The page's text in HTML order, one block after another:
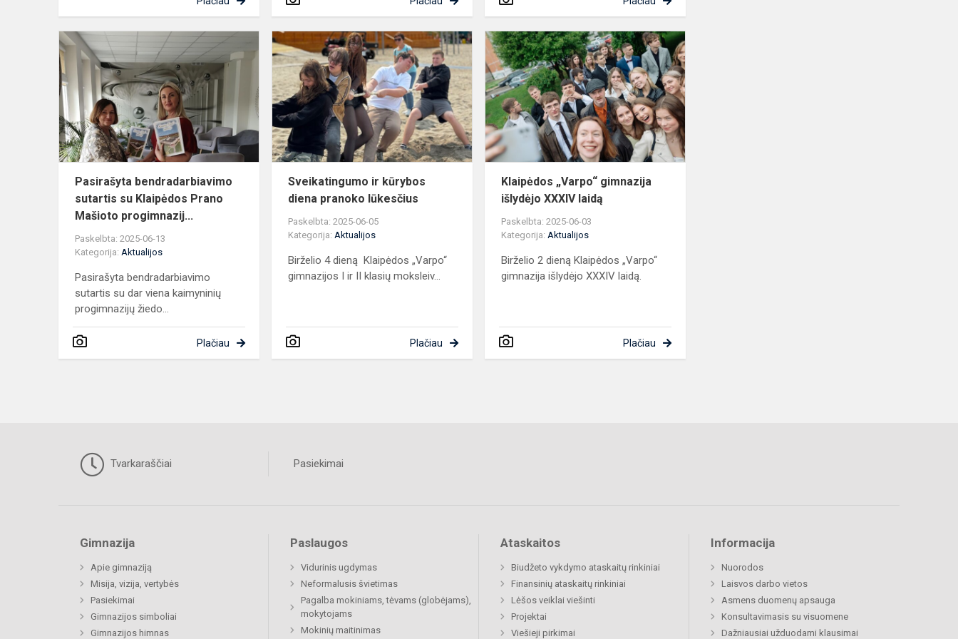
Pasirašyta
bendradarbiavimo
sutartis
su
Klaipėdos
Prano
Maš...
Pasirašyta bendradarbiavimo
sutartis su Klaipėdos Prano
Mašioto progimnazij...
Paskelbta: 2025-06-13
Kategorija: Aktualijos
Pasirašyta bendradarbiavimo
sutartis su dar viena kaimyninių
progimnazijų žiedo...
Plačiau
Sveikatingumo
kūrybos
diena
pranoko
lūkesčius
Sveikatingumo ir kūrybos
diena pranoko lūkesčius
Paskelbta: 2025-06-05
Kategorija:Aktualijos
Birželio 4 dieną Klaipėdos „Varpo“
gimnazijos I ir II klasių moksleiv...
Plačiau
Klaipėdos
„Varpo“
gimnazija
išlydėjo
XXXIV
Klaipėdos „Varpo“ gimnazija
išlydėjo XXXIV laidą
Paskelbta: 2025-06-03
Kategorija:Aktualijos
Birželio 2 dieną Klaipėdos „Varpo“
gimnazija išlydėjo XXXIV laidą.
Plačiau
Tvarkaraščiai Pasiekimai
Gimnazija
Apie gimnaziją
Misija, vizija, vertybės
Pasiekimai
Gimnazijos simboliai
Gimnazijos himnas
Paslaugos
Vidurinis ugdymas
Neformalusis švietimas
Pagalba mokiniams, tėvams (globėjams),
mokytojams
Mokinių maitinimas
Ataskaitos
Biudžeto vykdymo ataskaitų rinkiniai
Finansinių ataskaitų rinkiniai
Lėšos veiklai viešinti
Projektai
Viešieji pirkimai
Informacija
Nuorodos
Laisvos darbo vietos
Asmens duomenų apsauga
Konsultavimasis su visuomene
Dažniausiai užduodami klausimai